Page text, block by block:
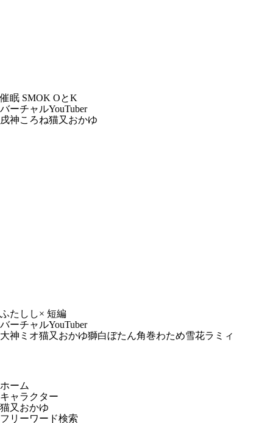
催眠 SMOK OとK
バーチャルYouTuber
戌神ころね猫又おかゆ
ふたしし× 短編
バーチャルYouTuber
大神ミオ猫又おかゆ獅白ぼたん角巻わため雪花ラミィ
ホーム
キャラクター
猫又おかゆ
フリーワード検索